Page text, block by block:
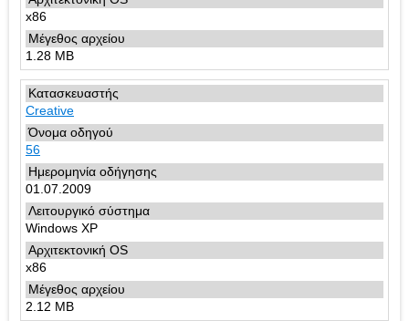
x86
1.28 MB
Creative
56
01.07.2009
Windows XP
x86
2.12 MB